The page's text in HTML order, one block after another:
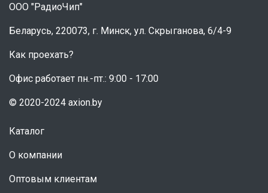
ООО "РадиоЧип"
Беларусь, 220073, г. Минск, ул. Скрыганова, 6/4-9
Как проехать?
Офис работает пн.-пт.: 9:00 - 17:00
© 2020-2024 axion.by
Каталог
О компании
Оптовым клиентам